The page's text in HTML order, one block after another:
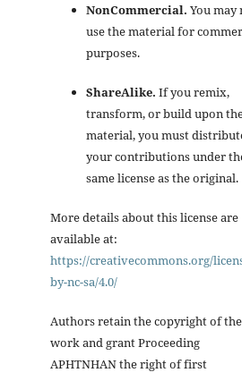
NonCommercial. You may
use the material for
purposes.
ShareAlike. If you remix,
transform, or build upon
material, you must
your contributions under
same license as the original.
More details about this license are
available at:
https://creativecommons.org/
by-nc-sa/4.0/
Authors retain the copyright of
work and grant Proceeding
APHTNHAN the right of first